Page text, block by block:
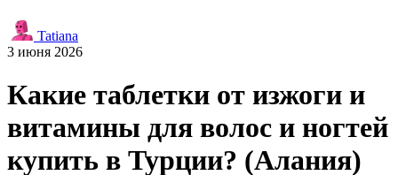
Tatiana
3 июня 2026
Какие таблетки от изжоги и
витамины для волос и ногтей
купить в Турции? (Алания)